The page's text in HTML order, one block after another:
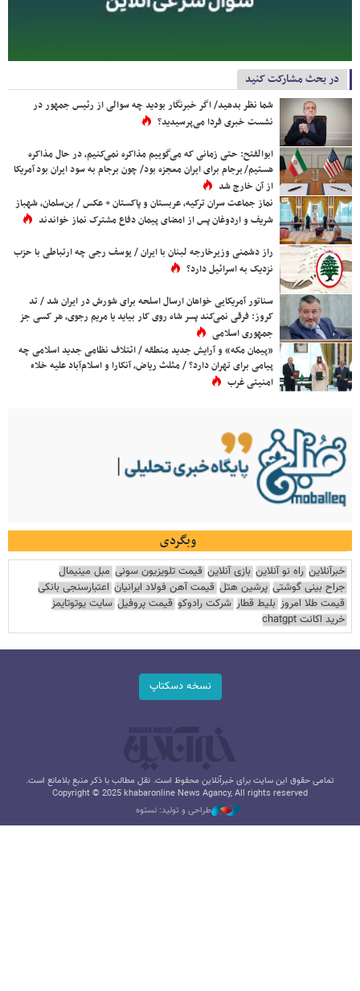
در بحث مشارکت کنید
شما نظر بدهید/ اگر خبرنگار بودید چه سوالی از رئیس جمهور در
نشست خبری فردا می‌پرسیدید؟
ابوالفتح: حتی زمانی که می‌گوییم مذاکره نمی‌کنیم، در حال مذاکره
هستیم/ برجام برای ایران معجزه بود/ چون برجام به سود ایران بود آمریکا
از آن خارج شد
نماز جماعت سران ترکیه، عربستان و پاکستان + عکس / بن‌سلمان، شهباز
شریف و اردوغان پس از امضای پیمان دفاع مشترک نماز خواندند
راز دشمنی وزیرخارجه لبنان با ایران / یوسف رجی چه ارتباطی با حزب
نزدیک به اسرائیل دارد؟
سناتور آمریکایی خواهان ارسال اسلحه برای شورش در ایران شد / تد
کروز: فرقی نمی‌کند پسر شاه روی کار بیاید یا مریم رجوی، هر کسی جز
جمهوری اسلامی
«پیمان مکه» و آرایش جدید منطقه / ائتلاف نظامی جدید اسلامی چه
پیامی برای تهران دارد؟ / مثلث ریاض، آنکارا و اسلام‌آباد علیه خلاء
امنیتی غرب
وبگردی
خبرآنلاین راه نو آنلاین بازی آنلاین قیمت تلویزیون سونی مبل مینیمال
جراح بینی گوشتی پرشین هتل قیمت آهن فولاد ایرانیان اعتبارسنجی بانکی
قیمت طلا امروز بلیط قطار شرکت رادوکو قیمت پروفیل سایت یوتوتایمز
خرید اکانت chatgpt
نسخه دسکتاپ
تمامی حقوق این سایت برای خبرآنلاین محفوظ است. نقل مطالب با ذکر منبع بلامانع است.
Copyright © 2025 khabaronline News Agancy, All rights reserved
طراحی و تولید: نستوه